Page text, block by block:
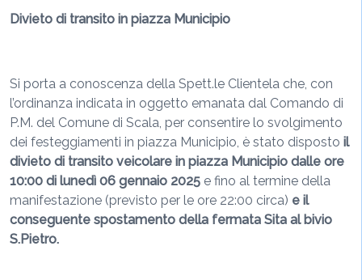
Divieto di transito in piazza Municipio
Si porta a conoscenza della Spett.le Clientela che, con
l’ordinanza indicata in oggetto emanata dal Comando di
P.M. del Comune di Scala, per consentire lo svolgimento
dei festeggiamenti in piazza Municipio, è stato disposto il
divieto di transito veicolare in piazza Municipio dalle ore
10:00 di lunedì 06 gennaio 2025 e fino al termine della
manifestazione (previsto per le ore 22:00 circa) e il
conseguente spostamento della fermata Sita al bivio
S.Pietro.